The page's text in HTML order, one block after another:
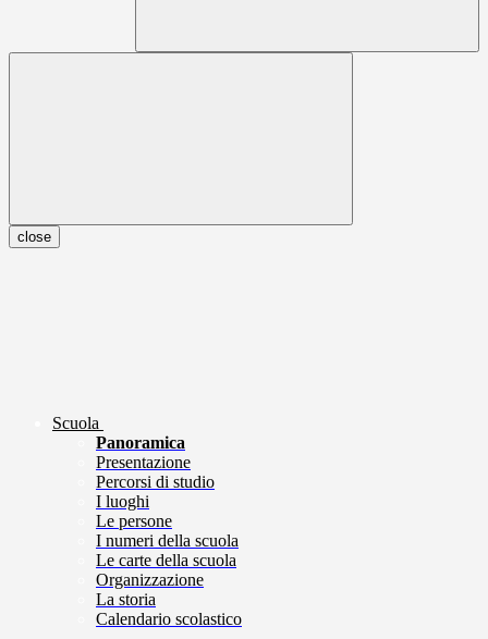
close
Scuola
Panoramica
Presentazione
Percorsi di studio
I luoghi
Le persone
I numeri della scuola
Le carte della scuola
Organizzazione
La storia
Calendario scolastico